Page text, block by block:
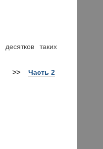
таких
>> Часть 2